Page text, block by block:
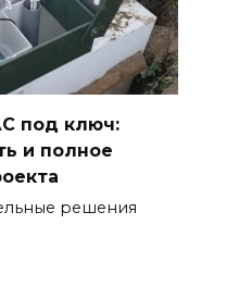
под ключ:
и полное
решения